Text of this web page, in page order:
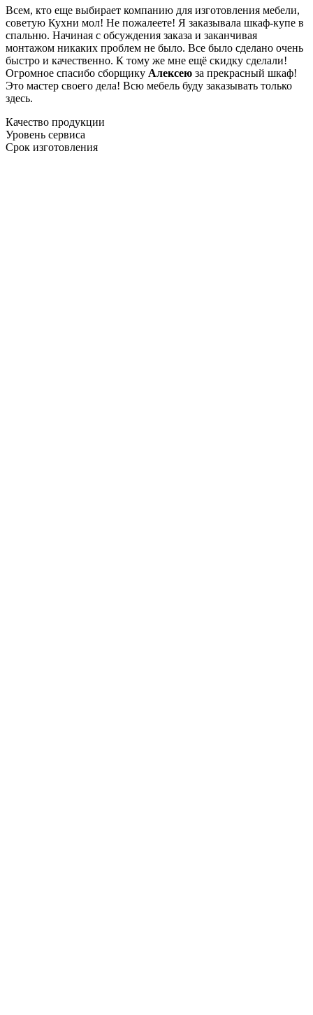
Всем, кто еще выбирает компанию для изготовления мебели,
советую Кухни мол! Не пожалеете! Я заказывала шкаф-купе в
спальню. Начиная с обсуждения заказа и заканчивая
монтажом никаких проблем не было. Все было сделано очень
быстро и качественно. К тому же мне ещё скидку сделали!
Огромное спасибо сборщику Алексею за прекрасный шкаф!
Это мастер своего дела! Всю мебель буду заказывать только
здесь.
Качество продукции
Уровень сервиса
Срок изготовления